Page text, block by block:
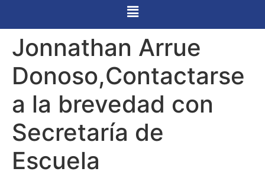
Jonnathan Arrue
Donoso,Contactarse
a la brevedad con
Secretaría de
Escuela